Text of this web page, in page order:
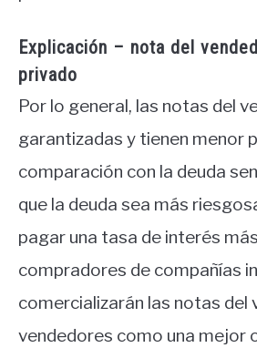
Explicación – nota del
privado
Por lo general, las notas del
garantizadas y tienen menor
comparación con la deuda
que la deuda sea más
pagar una tasa de interés
compradores de compañías
comercializarán las notas del
vendedores como una mejor